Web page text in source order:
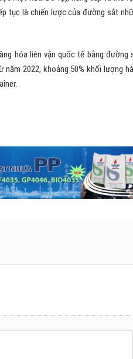
tục là chiến lược của đường sắt
hóa liên vận quốc tế bằng đường
2022, khoảng 50% khối lượng